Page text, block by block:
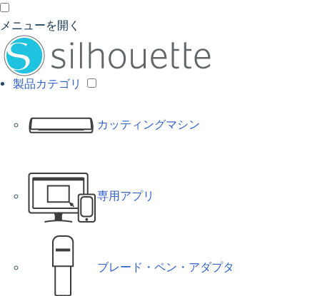
メニューを開く
製品カテゴリ
カッティングマシン
専用アプリ
ブレード・ペン・アダプタ